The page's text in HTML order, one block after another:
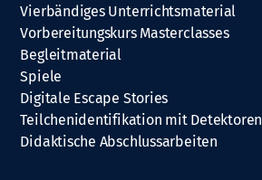
Vierbändiges Unterrichtsmaterial
Vorbereitungskurs Masterclasses
Begleitmaterial
Spiele
Digitale Escape Stories
Teilchenidentifikation mit Detektoren
Didaktische Abschlussarbeiten